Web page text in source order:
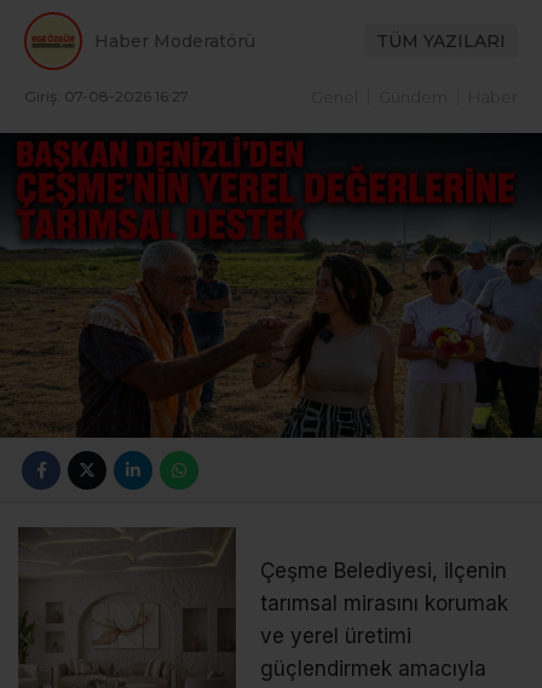
Haber Moderatörü TÜM YAZILARI
Giriş: 07-08-2026 16:27 Gündem Haber
Çeşme Belediyesi, ilçenin
tarımsal mirasını korumak
ve yerel üretimi
güçlendirmek amacıyla